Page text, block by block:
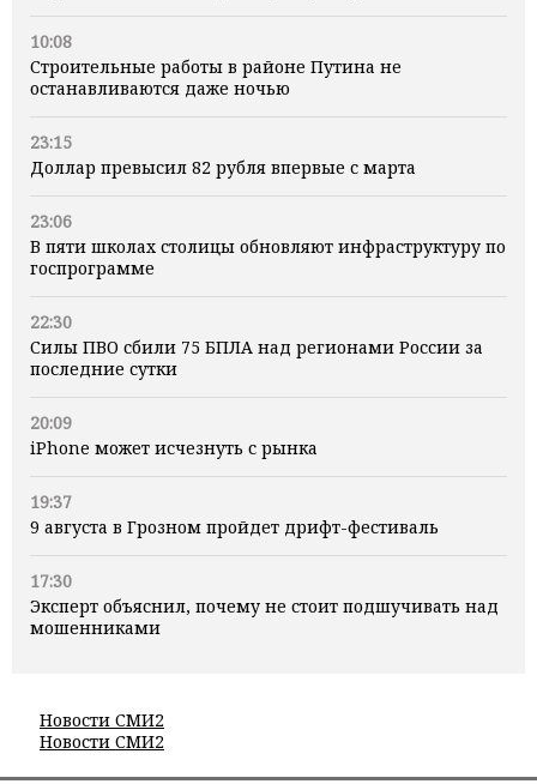
10:08
Строительные работы в районе Путина не
останавливаются даже ночью
23:15
Доллар превысил 82 рубля впервые с марта
23:06
В пяти школах столицы обновляют инфраструктуру по
госпрограмме
22:30
Силы ПВО сбили 75 БПЛА над регионами России за
последние сутки
20:09
iPhone может исчезнуть с рынка
19:37
9 августа в Грозном пройдет дрифт-фестиваль
17:30
Эксперт объяснил, почему не стоит подшучивать над
мошенниками
Новости СМИ2
Новости СМИ2